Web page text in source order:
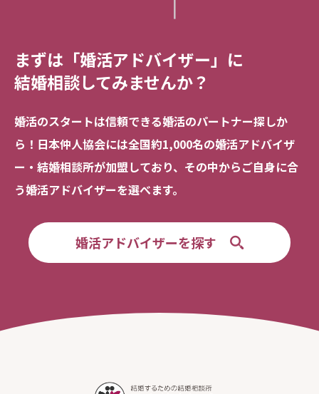
まずは「婚活アドバイザー」に
結婚相談してみませんか？
婚活のスタートは信頼できる婚活のパートナー探しか
ら！ 日本仲人協会には全国約1,000名の婚活アドバイザ
ー・結婚相談所が加盟しており、 その中からご自身に合
う婚活アドバイザーを選べます。
婚活アドバイザーを探す